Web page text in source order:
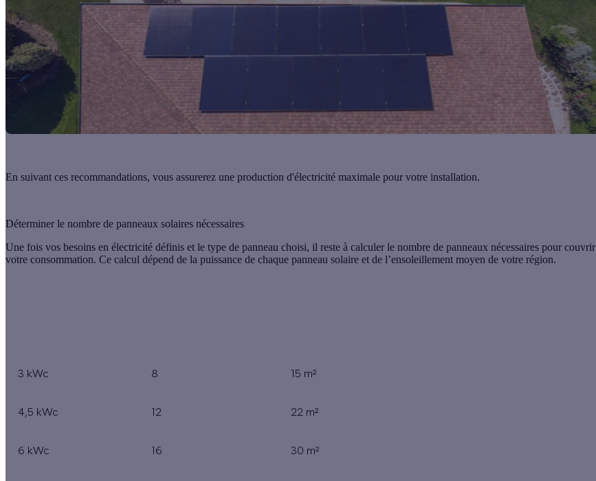
En suivant ces recommandations, vous assurerez une production d'électricité maximale pour votre installation.
Déterminer le nombre de panneaux solaires nécessaires
Une fois vos besoins en électricité définis et le type de panneau choisi, il reste à calculer le nombre de panneaux nécessaires pour couvrir
votre consommation. Ce calcul dépend de la puissance de chaque panneau solaire et de l’ensoleillement moyen de votre région.
3 kWc 8 15 m²
4,5 kWc 12 22 m²
6 kWc 16 30 m²